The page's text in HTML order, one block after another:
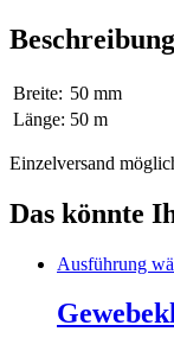
Beschreibung
Breite: 50 mm
Länge: 50 m
Einzelversand
Das könnte
Ausführung